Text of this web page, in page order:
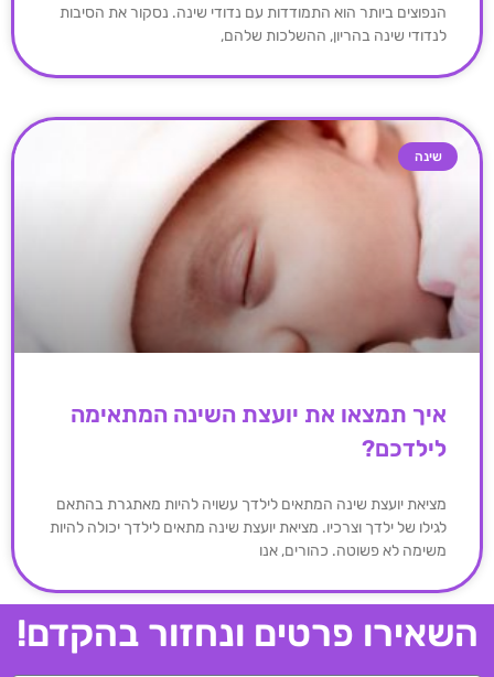
הנפוצים ביותר הוא התמודדות עם נדודי שינה. נסקור את הסיבות
לנדודי שינה בהריון, ההשלכות שלהם,
שינה
איך תמצאו את יועצת השינה המתאימה
לילדכם?
מציאת יועצת שינה המתאים לילדך עשויה להיות מאתגרת בהתאם
לגילו של ילדך וצרכיו. מציאת יועצת שינה מתאים לילדך יכולה להיות
משימה לא פשוטה. כהורים, אנו
השאירו פרטים ונחזור בהקדם!